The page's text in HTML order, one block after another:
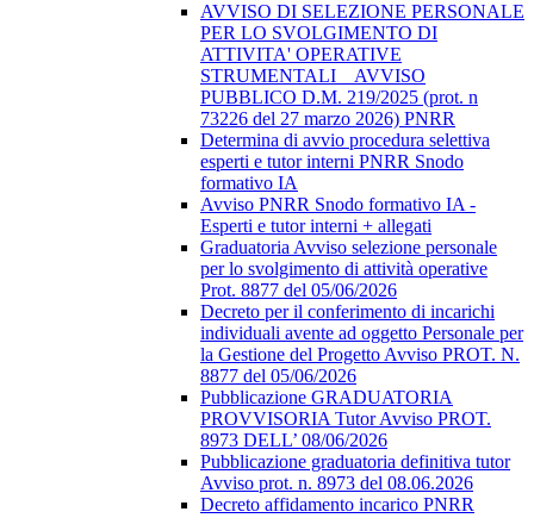
AVVISO DI SELEZIONE PERSONALE
PER LO SVOLGIMENTO DI
ATTIVITA' OPERATIVE
STRUMENTALI _ AVVISO
PUBBLICO D.M. 219/2025 (prot. n
73226 del 27 marzo 2026) PNRR
Determina di avvio procedura selettiva
esperti e tutor interni PNRR Snodo
formativo IA
Avviso PNRR Snodo formativo IA -
Esperti e tutor interni + allegati
Graduatoria Avviso selezione personale
per lo svolgimento di attività operative
Prot. 8877 del 05/06/2026
Decreto per il conferimento di incarichi
individuali avente ad oggetto Personale per
la Gestione del Progetto Avviso PROT. N.
8877 del 05/06/2026
Pubblicazione GRADUATORIA
PROVVISORIA Tutor Avviso PROT.
8973 DELL’ 08/06/2026
Pubblicazione graduatoria definitiva tutor
Avviso prot. n. 8973 del 08.06.2026
Decreto affidamento incarico PNRR